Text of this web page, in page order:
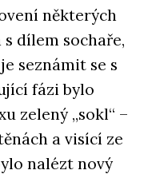
některých
dílem sochaře,
seznámit se s
fázi bylo
zelený „sokl“ –
a visící ze
nalézt nový